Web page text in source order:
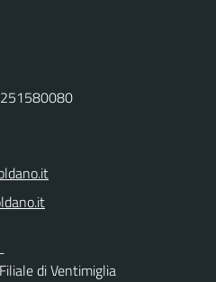
di Ventimiglia